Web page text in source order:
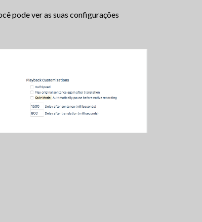
pode ver as suas configurações